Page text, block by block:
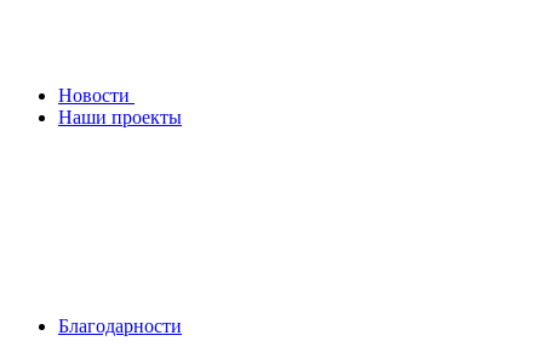
Новости
Наши проекты
Благодарности